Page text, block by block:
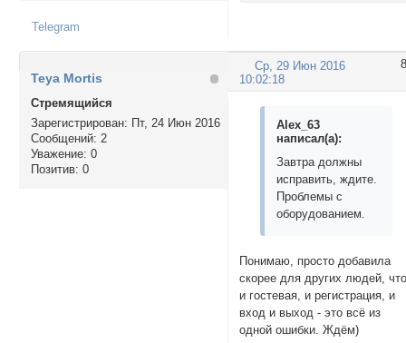
Telegram
8
Ср, 29 Июн 2016
10:02:18
Teya Mortis
Стремящийся
Зарегистрирован: Пт, 24 Июн 2016
Сообщений: 2
Уважение: 0
Позитив: 0
Alex_63
написал(а):
Завтра должны
исправить, ждите.
Проблемы с
оборудованием.
Понимаю, просто добавила
скорее для других людей,
и гостевая, и регистрация, и
вход и выход - это всё из
одной ошибки. Ждём)